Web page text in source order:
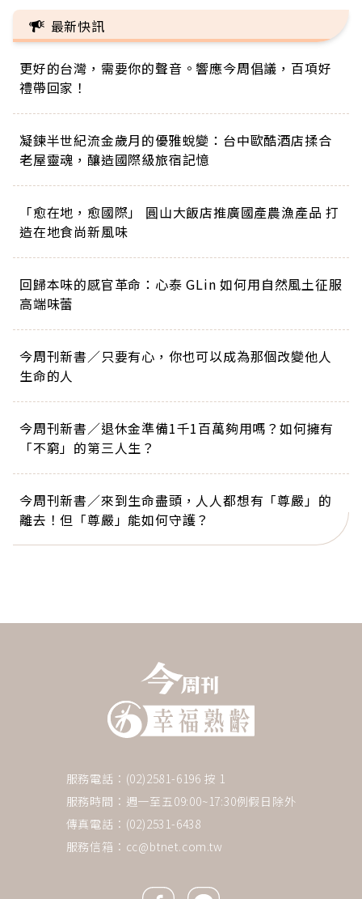
最新快訊
更好的台灣，需要你的聲音。響應今周倡議，百項好
禮帶回家！
凝鍊半世紀流金歲月的優雅蛻變：台中歐酷酒店揉合
老屋靈魂，釀造國際級旅宿記憶
「愈在地，愈國際」 圓山大飯店推廣國產農漁產品 打
造在地食尚新風味
回歸本味的感官革命：心泰 GLin 如何用自然風土征服
高端味蕾
今周刊新書／只要有心，你也可以成為那個改變他人
生命的人
今周刊新書／退休金準備1千1百萬夠用嗎？如何擁有
「不窮」的第三人生？
今周刊新書／來到生命盡頭，人人都想有「尊嚴」的
離去！但「尊嚴」能如何守護？
服務電話：(02)2581-6196 按 1
服務時間：週一至五09:00~17:30例假日除外
傳真電話：(02)2531-6438
服務信箱： cc@btnet.com.tw